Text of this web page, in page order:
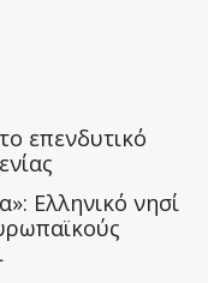
επενδυτικό
Ελληνικό νησί